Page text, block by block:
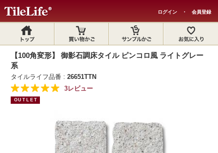
ログイン ・ 会員登録
【100角変形】 御影石調床タイル ピンコロ風 ライトグレー
系
タイルライフ品番 :26651TTN
3レビュー
OUTLET